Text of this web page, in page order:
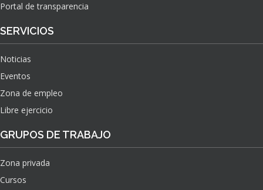
Portal de transparencia
SERVICIOS
Noticias
Eventos
Zona de empleo
Libre ejercicio
GRUPOS DE TRABAJO
Zona privada
Cursos